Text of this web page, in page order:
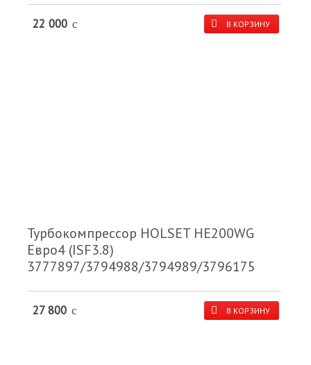
22 000 c В КОРЗИНУ
Турбокомпрессор HOLSET HE200WG
Евро4 (ISF3.8)
3777897/3794988/3794989/3796175
27 800 c В КОРЗИНУ